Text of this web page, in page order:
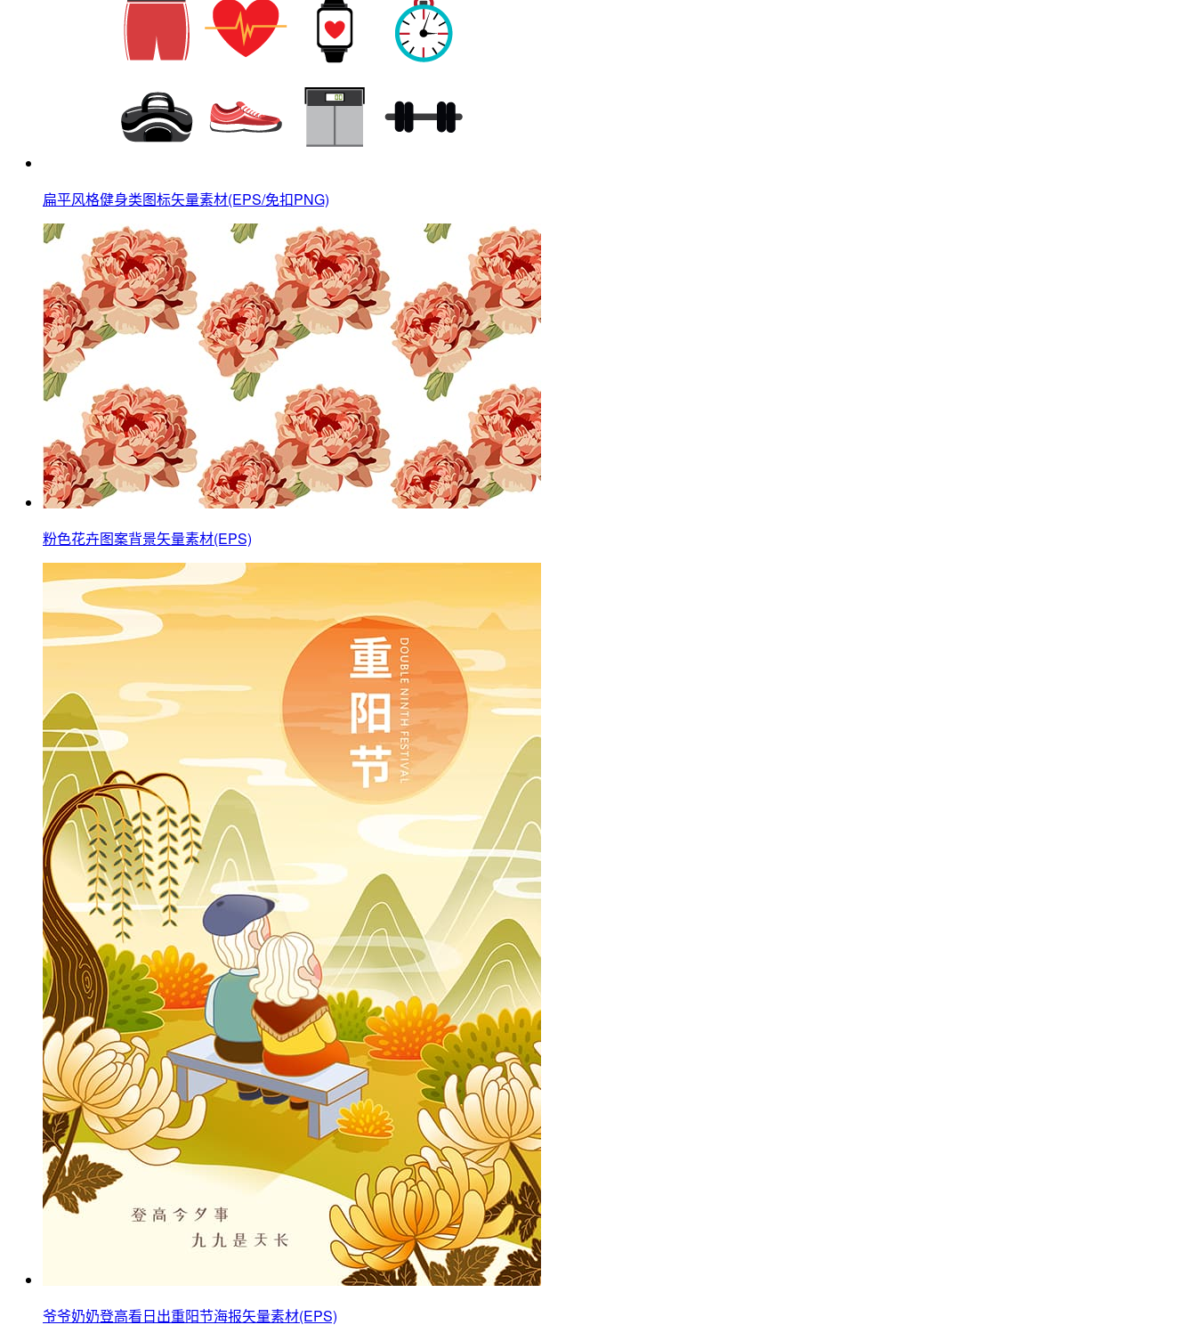
扁平风格健身类图标矢量素材(EPS/免扣PNG)
粉色花卉图案背景矢量素材(EPS)
爷爷奶奶登高看日出重阳节海报矢量素材(EPS)